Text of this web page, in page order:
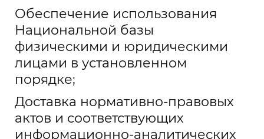
Обеспечение использования
Национальной базы
физическими и юридическими
лицами в установленном
порядке;
Доставка нормативно-правовых
актов и соответствующих
информационно-аналитических